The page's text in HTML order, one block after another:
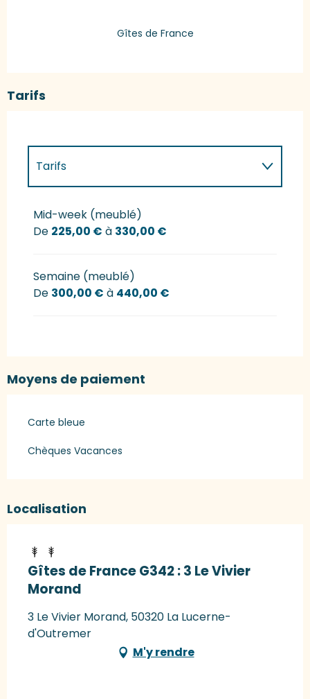
Gîtes de France
Tarifs
Tarifs
Tarifs 2027
Mid-week (meublé)
De 225,00 € à 330,00 €
Semaine (meublé)
De 300,00 € à 440,00 €
Moyens de paiement
Carte bleue
Chèques Vacances
Localisation
Gîtes de France G342 : 3 Le Vivier
Morand
3 Le Vivier Morand, 50320 La Lucerne-
d'Outremer
M'y rendre